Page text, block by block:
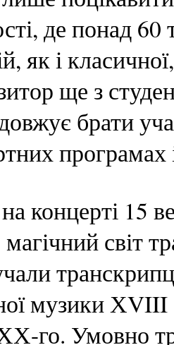
де понад
як і
ще з
брати
програмах
концерті 15
світ
музики ХVIII
го. Умовно